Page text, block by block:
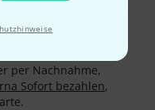
per Nachnahme,
Sofort bezahlen,